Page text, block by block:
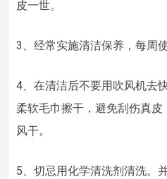
皮一世。
3、经常实施清洁保养，每周
4、在清洁后不要用吹风机去
柔软毛巾擦干，避免刮伤真
风干。
5、切忌用化学清洗剂清洗。